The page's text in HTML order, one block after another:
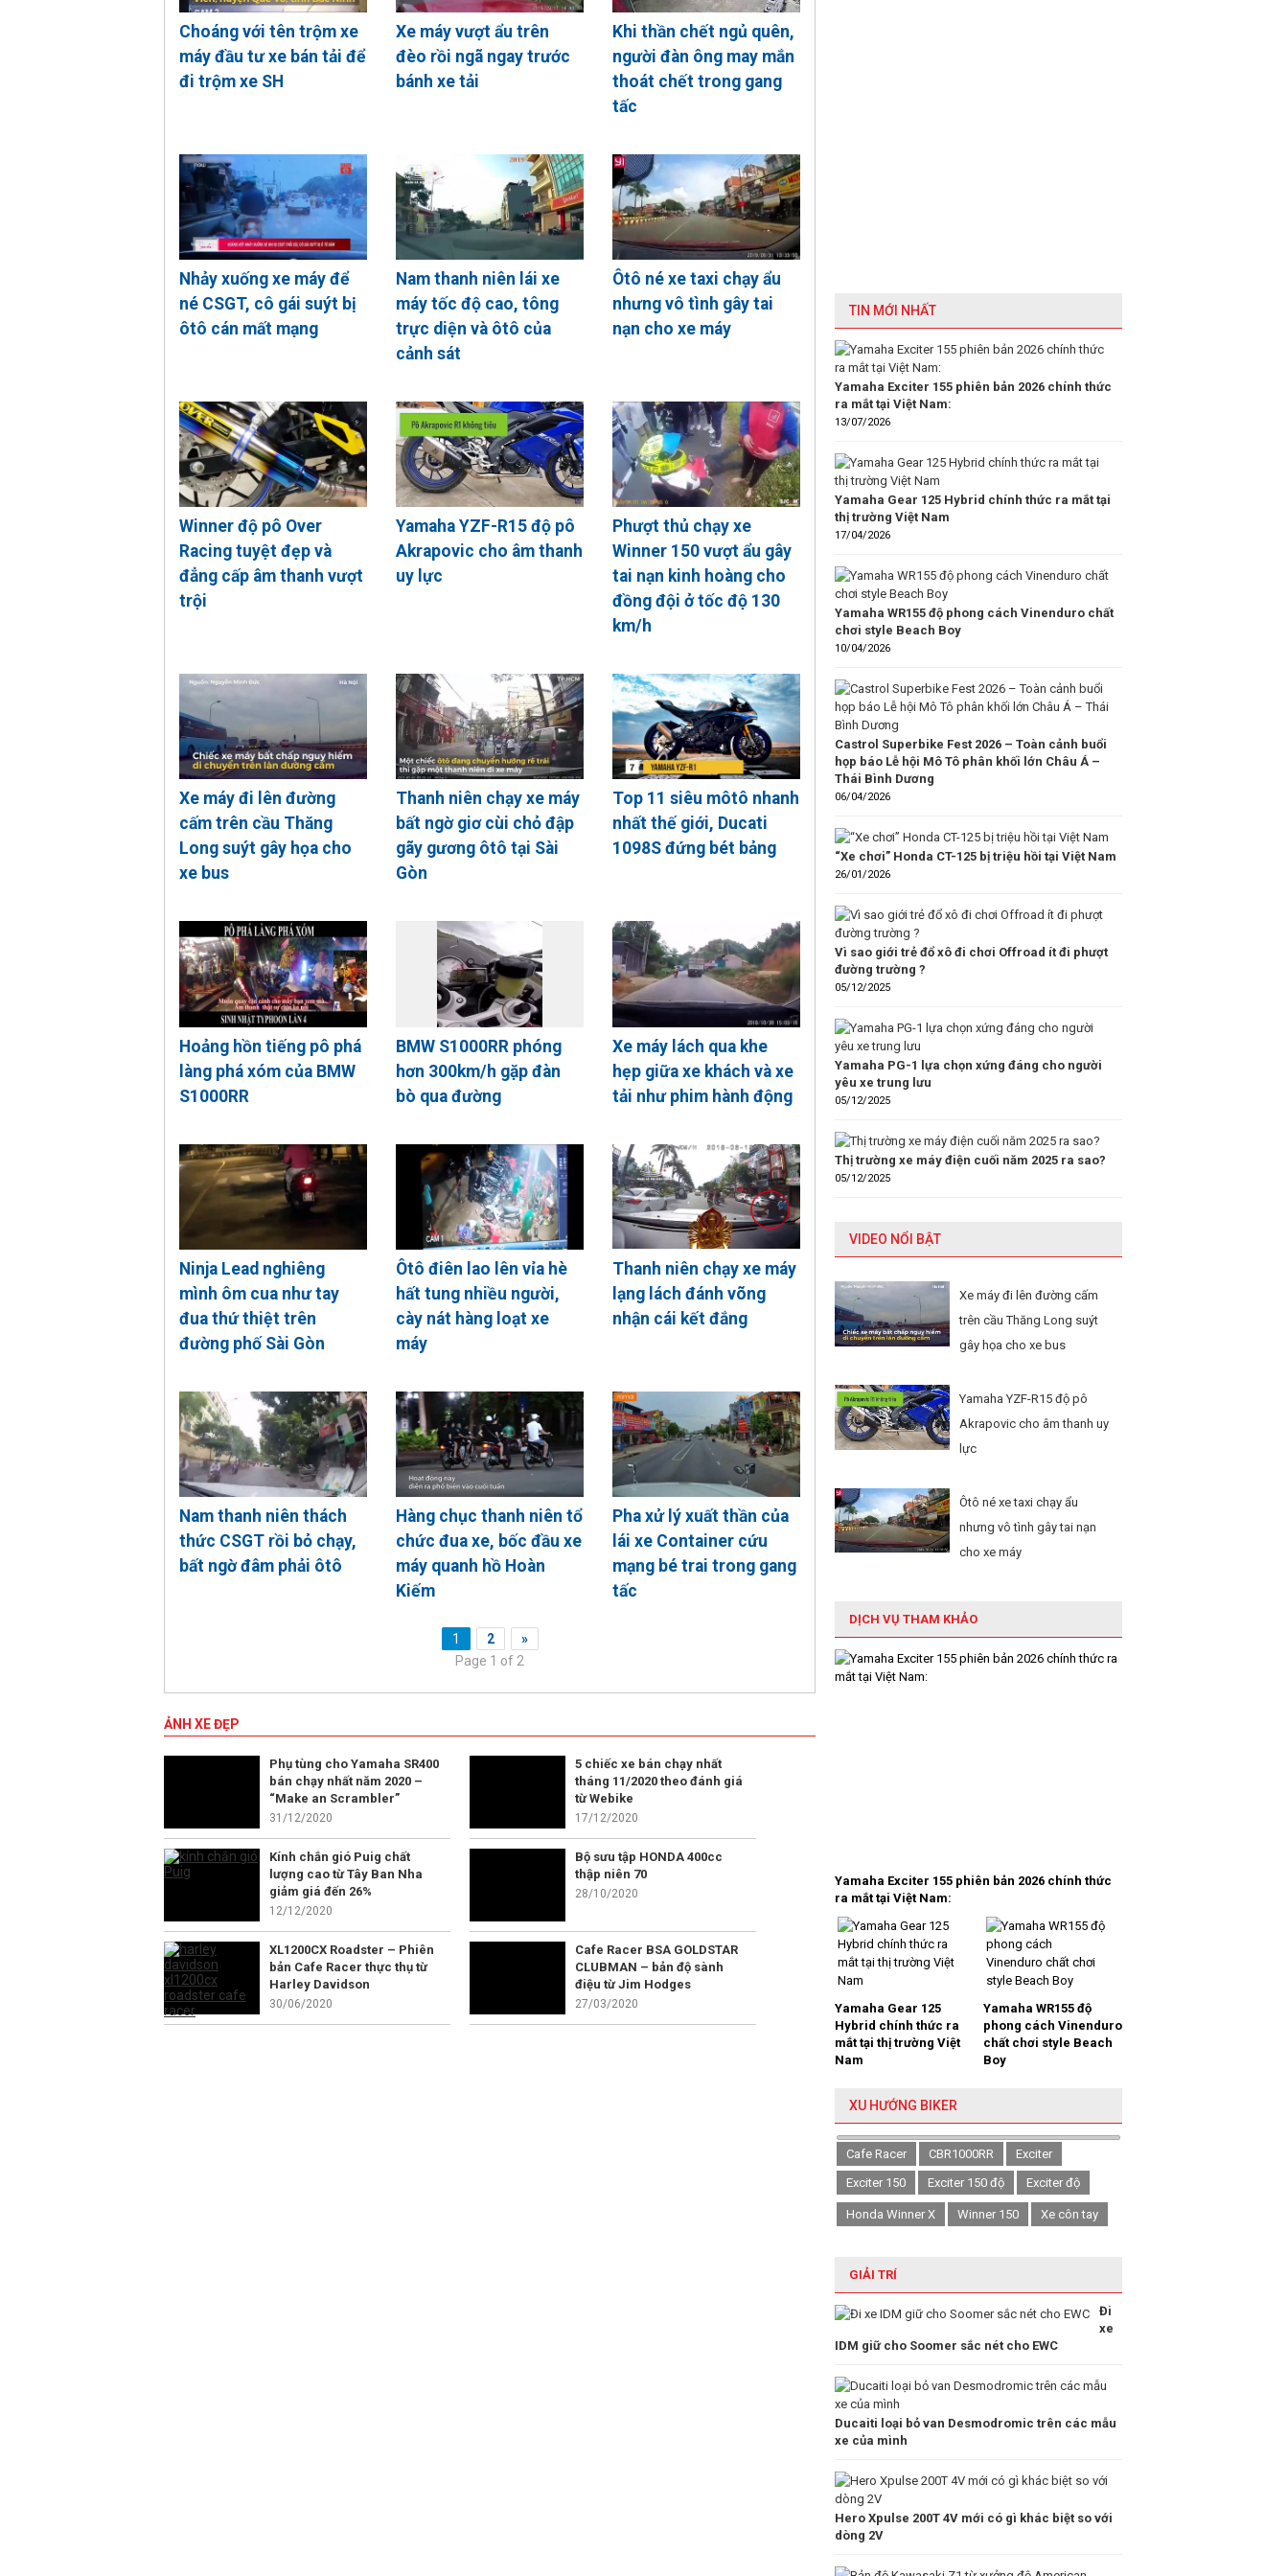
Choáng với tên trộm xe
máy đầu tư xe bán tải để
đi trộm xe SH
Xe máy vượt ẩu trên
đèo rồi ngã ngay trước
bánh xe tải
Khi thần chết ngủ quên,
người đàn ông may mắn
thoát chết trong gang
tấc
Nhảy xuống xe máy để
né CSGT, cô gái suýt bị
ôtô cán mất mạng
Nam thanh niên lái xe
máy tốc độ cao, tông
trực diện và ôtô của
cảnh sát
Ôtô né xe taxi chạy ẩu
nhưng vô tình gây tai
nạn cho xe máy
Winner độ pô Over
Racing tuyệt đẹp và
đẳng cấp âm thanh vượt
trội
Yamaha YZF-R15 độ pô
Akrapovic cho âm thanh
uy lực
Phượt thủ chạy xe
Winner 150 vượt ẩu gây
tai nạn kinh hoàng cho
đồng đội ở tốc độ 130
km/h
Xe máy đi lên đường
cấm trên cầu Thăng
Long suýt gây họa cho
xe bus
Thanh niên chạy xe máy
bất ngờ giơ cùi chỏ đập
gãy gương ôtô tại Sài
Gòn
Top 11 siêu môtô nhanh
nhất thế giới, Ducati
1098S đứng bét bảng
Hoảng hồn tiếng pô phá
làng phá xóm của BMW
S1000RR
BMW S1000RR phóng
hơn 300km/h gặp đàn
bò qua đường
Xe máy lách qua khe
hẹp giữa xe khách và xe
tải như phim hành động
Ninja Lead nghiêng
mình ôm cua như tay
đua thứ thiệt trên
đường phố Sài Gòn
Ôtô điên lao lên vỉa hè
hất tung nhiều người,
cày nát hàng loạt xe
máy
Thanh niên chạy xe máy
lạng lách đánh võng
nhận cái kết đắng
Nam thanh niên thách
thức CSGT rồi bỏ chạy,
bất ngờ đâm phải ôtô
Hàng chục thanh niên tổ
chức đua xe, bốc đầu xe
máy quanh hồ Hoàn
Kiếm
Pha xử lý xuất thần của
lái xe Container cứu
mạng bé trai trong gang
tấc
1 2
»
Page 1 of 2
ẢNH XE ĐẸP
Phụ tùng cho Yamaha SR400
bán chạy nhất năm 2020 –
“Make an Scrambler”
31/12/2020
5 chiếc xe bán chạy nhất
tháng 11/2020 theo đánh giá
từ Webike
17/12/2020
Kính chắn gió Puig chất
lượng cao từ Tây Ban Nha
giảm giá đến 26%
12/12/2020
Bộ sưu tập HONDA 400cc
thập niên 70
28/10/2020
XL1200CX Roadster – Phiên
bản Cafe Racer thực thụ từ
Harley Davidson
30/06/2020
Cafe Racer BSA GOLDSTAR
CLUBMAN – bản độ sành
điệu từ Jim Hodges
27/03/2020
TIN MỚI NHẤT
Yamaha Exciter 155 phiên bản 2026 chính thức
ra mắt tại Việt Nam:
13/07/2026
Yamaha Gear 125 Hybrid chính thức ra mắt tại
thị trường Việt Nam
17/04/2026
Yamaha WR155 độ phong cách Vinenduro chất
chơi style Beach Boy
10/04/2026
Castrol Superbike Fest 2026 – Toàn cảnh buổi
họp báo Lễ hội Mô Tô phân khối lớn Châu Á –
Thái Bình Dương
06/04/2026
“Xe chơi” Honda CT-125 bị triệu hồi tại Việt Nam
26/01/2026
Vì sao giới trẻ đổ xô đi chơi Offroad ít đi phượt
đường trường ?
05/12/2025
Yamaha PG-1 lựa chọn xứng đáng cho người
yêu xe trung lưu
05/12/2025
Thị trường xe máy điện cuối năm 2025 ra sao?
05/12/2025
VIDEO NỔI BẬT
Xe máy đi lên đường cấm
trên cầu Thăng Long suýt
gây họa cho xe bus
Yamaha YZF-R15 độ pô
Akrapovic cho âm thanh uy
lực
Ôtô né xe taxi chạy ẩu
nhưng vô tình gây tai nạn
cho xe máy
DỊCH VỤ THAM KHẢO
Yamaha Exciter 155 phiên bản 2026 chính thức
ra mắt tại Việt Nam:
Yamaha Gear 125
Hybrid chính thức ra
mắt tại thị trường Việt
Nam
Yamaha WR155 độ
phong cách Vinenduro
chất chơi style Beach
Boy
XU HƯỚNG BIKER
Cafe Racer CBR1000RR
Exciter
Exciter 150
Exciter 150 độ Exciter độ
Honda Winner X Winner 150 Xe côn tay
GIẢI TRÍ
Đi
xe
IDM giữ cho Soomer sắc nét cho EWC
Ducaiti loại bỏ van Desmodromic trên các mẫu
xe của mình
Hero Xpulse 200T 4V mới có gì khác biệt so với
dòng 2V